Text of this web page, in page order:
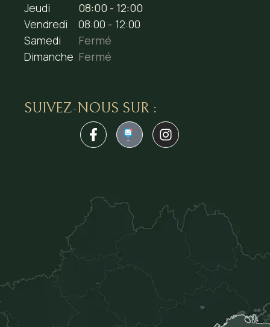
Jeudi
08:00 - 12:00
Vendredi
08:00 - 12:00
Samedi
Fermé
Dimanche Fermé
SUIVEZ-NOUS SUR :
1